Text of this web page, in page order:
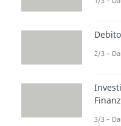
In
was
und
zu
2/3 –
3/3 –